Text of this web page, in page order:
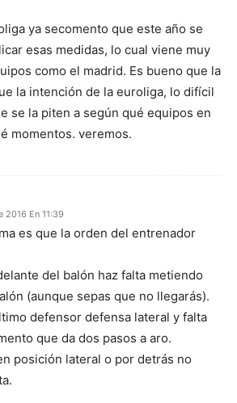
ya secomento que este año se
esas medidas, lo cual viene muy
como el madrid. Es bueno que la
la intención de la euroliga, lo difícil
se la piten a según qué equipos en
momentos. veremos.
2016 En 11:39
es que la orden del entrenador
del balón haz falta metiendo
(aunque sepas que no llegarás).
defensor defensa lateral y falta
que da dos pasos a aro.
posición lateral o por detrás no